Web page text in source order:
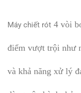
Máy chiết rót 4 vòi
điểm vượt trội như
và khả năng xử lý